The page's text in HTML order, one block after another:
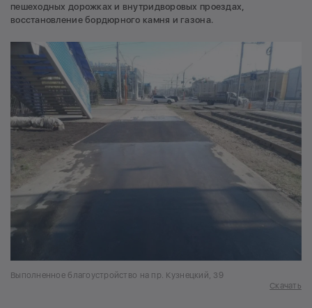
пешеходных дорожках и внутридворовых проездах,
восстановление бордюрного камня и газона.
Выполненное благоустройство на пр. Кузнецкий, 39
Скачать